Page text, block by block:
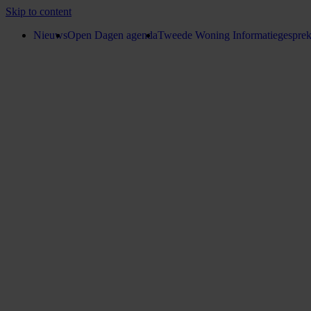
Skip to content
NieuwsOpen Dagen agendaTweede Woning Informatiegesprek